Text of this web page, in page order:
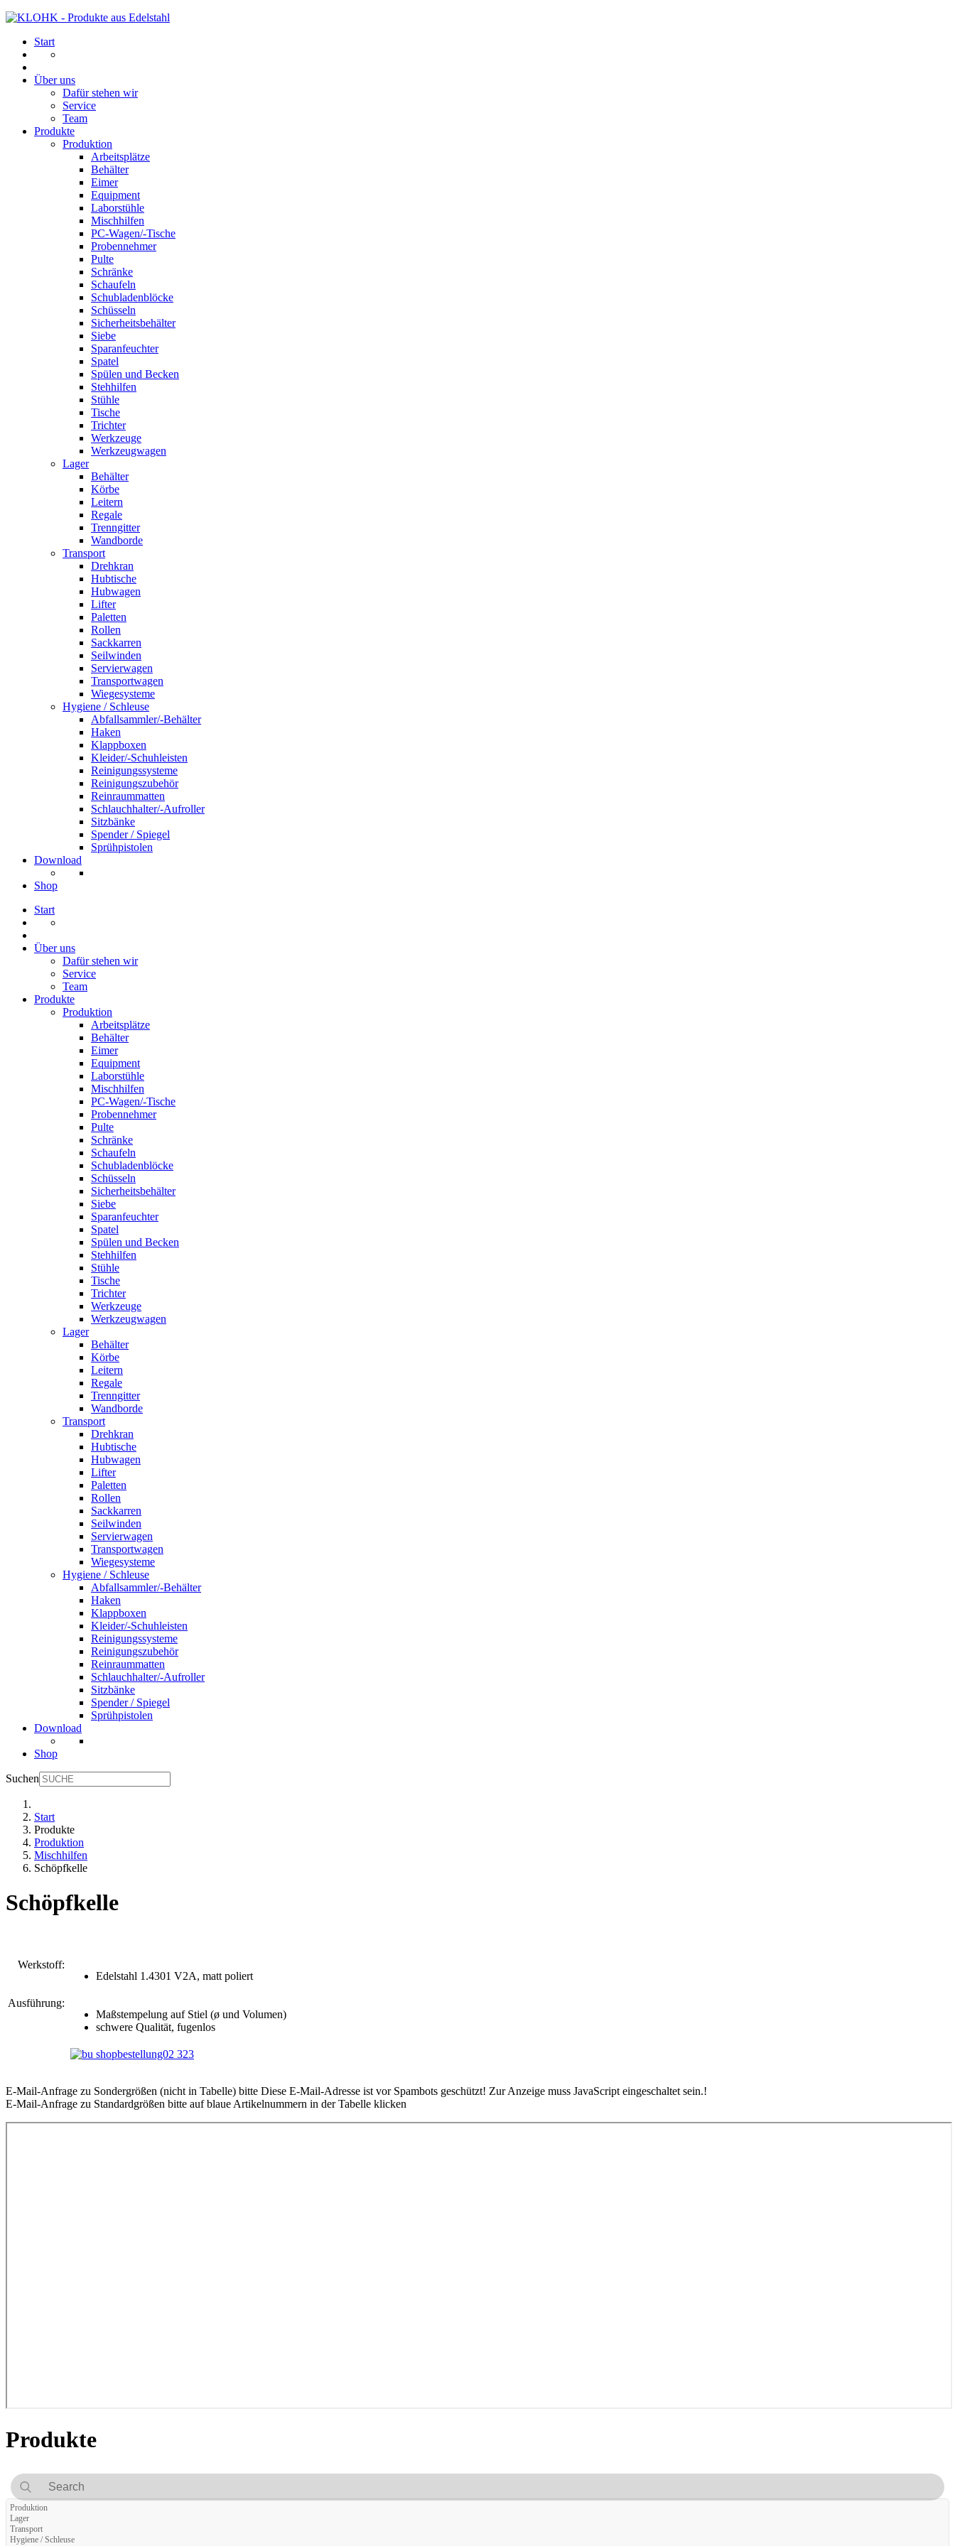
Start
Über uns
Dafür stehen wir
Service
Team
Produkte
Produktion
Arbeitsplätze
Behälter
Eimer
Equipment
Laborstühle
Mischhilfen
PC-Wagen/-Tische
Probennehmer
Pulte
Schränke
Schaufeln
Schubladenblöcke
Schüsseln
Sicherheitsbehälter
Siebe
Sparanfeuchter
Spatel
Spülen und Becken
Stehhilfen
Stühle
Tische
Trichter
Werkzeuge
Werkzeugwagen
Lager
Behälter
Körbe
Leitern
Regale
Trenngitter
Wandborde
Transport
Drehkran
Hubtische
Hubwagen
Lifter
Paletten
Rollen
Sackkarren
Seilwinden
Servierwagen
Transportwagen
Wiegesysteme
Hygiene / Schleuse
Abfallsammler/-Behälter
Haken
Klappboxen
Kleider/-Schuhleisten
Reinigungssysteme
Reinigungszubehör
Reinraummatten
Schlauchhalter/-Aufroller
Sitzbänke
Spender / Spiegel
Sprühpistolen
Download
Shop
Start
Über uns
Dafür stehen wir
Service
Team
Produkte
Produktion
Arbeitsplätze
Behälter
Eimer
Equipment
Laborstühle
Mischhilfen
PC-Wagen/-Tische
Probennehmer
Pulte
Schränke
Schaufeln
Schubladenblöcke
Schüsseln
Sicherheitsbehälter
Siebe
Sparanfeuchter
Spatel
Spülen und Becken
Stehhilfen
Stühle
Tische
Trichter
Werkzeuge
Werkzeugwagen
Lager
Behälter
Körbe
Leitern
Regale
Trenngitter
Wandborde
Transport
Drehkran
Hubtische
Hubwagen
Lifter
Paletten
Rollen
Sackkarren
Seilwinden
Servierwagen
Transportwagen
Wiegesysteme
Hygiene / Schleuse
Abfallsammler/-Behälter
Haken
Klappboxen
Kleider/-Schuhleisten
Reinigungssysteme
Reinigungszubehör
Reinraummatten
Schlauchhalter/-Aufroller
Sitzbänke
Spender / Spiegel
Sprühpistolen
Download
Shop
Suchen
Start
Produkte
Produktion
Mischhilfen
Schöpfkelle
Schöpfkelle
Werkstoff:
Edelstahl 1.4301 V2A, matt poliert
Ausführung:
Maßstempelung auf Stiel (ø und Volumen)
schwere Qualität, fugenlos
E-Mail-Anfrage zu Sondergrößen (nicht in Tabelle) bitte Diese E-Mail-Adresse ist vor Spambots geschützt! Zur Anzeige muss JavaScript eingeschaltet sein.!
E-Mail-Anfrage zu Standardgrößen bitte auf blaue Artikelnummern in der Tabelle klicken
Produkte
Produktion
Lager
Transport
Hygiene / Schleuse